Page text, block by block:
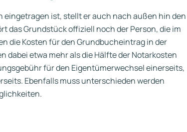
eingetragen ist, stellt er auch nach außen hin den
das Grundstück offiziell noch der Person, die im
die Kosten für den Grundbucheintrag in der
etwa mehr als die Hälfte der Notarkosten
für den Eigentümerwechsel einerseits,
Ebenfalls muss unterschieden werden